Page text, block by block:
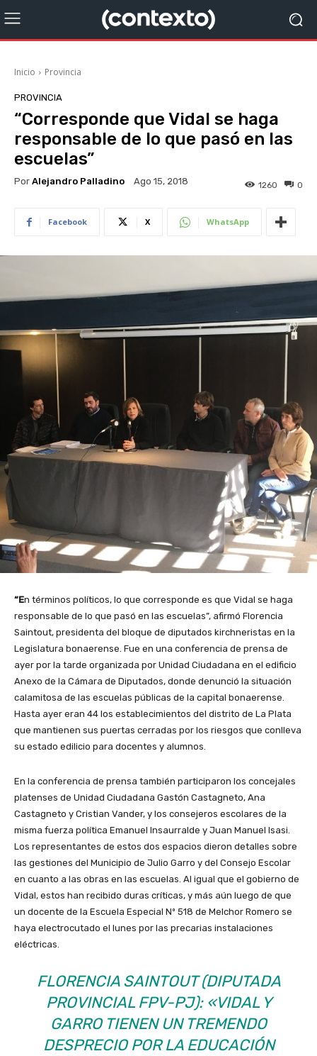
Inicio Provincia
PROVINCIA
“Corresponde que Vidal se haga
responsable de lo que pasó en las
escuelas”
Por Alejandro Palladino Ago 15, 2018 0
1260
Facebook X WhatsApp
“En términos políticos, lo que corresponde es que Vidal se haga
responsable de lo que pasó en las escuelas”, afirmó Florencia
Saintout, presidenta del bloque de diputados kirchneristas en la
Legislatura bonaerense. Fue en una conferencia de prensa de
ayer por la tarde organizada por Unidad Ciudadana en el edificio
Anexo de la Cámara de Diputados, donde denunció la situación
calamitosa de las escuelas públicas de la capital bonaerense.
Hasta ayer eran 44 los establecimientos del distrito de La Plata
que mantienen sus puertas cerradas por los riesgos que conlleva
su estado edilicio para docentes y alumnos.
En la conferencia de prensa también participaron los concejales
platenses de Unidad Ciudadana Gastón Castagneto, Ana
Castagneto y Cristian Vander, y los consejeros escolares de la
misma fuerza política Emanuel Insaurralde y Juan Manuel Isasi.
Los representantes de estos dos espacios dieron detalles sobre
las gestiones del Municipio de Julio Garro y del Consejo Escolar
en cuanto a las obras en las escuelas. Al igual que el gobierno de
Vidal, estos han recibido duras críticas, y más aún luego de que
un docente de la Escuela Especial Nº 518 de Melchor Romero se
haya electrocutado el lunes por las precarias instalaciones
eléctricas.
FLORENCIA SAINTOUT (DIPUTADA
PROVINCIAL FPV-PJ): «VIDAL Y
GARRO TIENEN UN TREMENDO
DESPRECIO POR LA EDUCACIÓN